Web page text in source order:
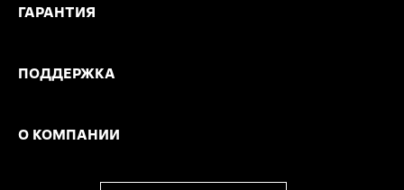
ГАРАНТИЯ
ПОДДЕРЖКА
О КОМПАНИИ